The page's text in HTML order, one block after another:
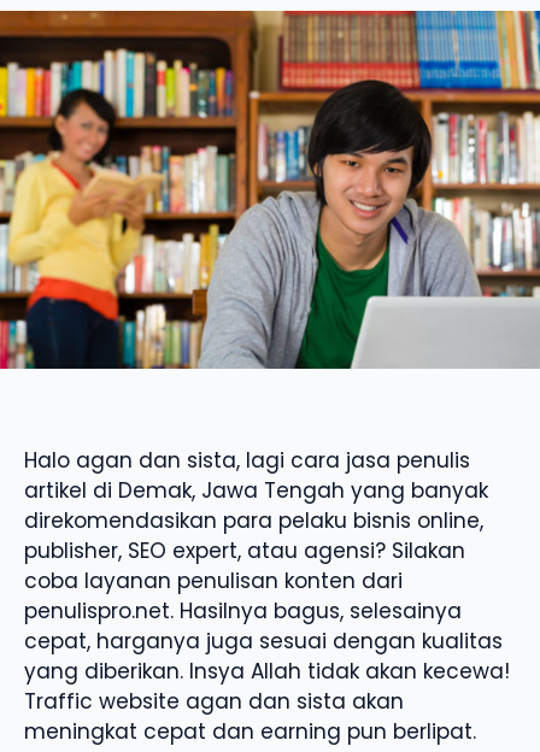
Halo agan dan sista, lagi cara jasa penulis
artikel di Demak, Jawa Tengah yang banyak
direkomendasikan para pelaku bisnis online,
publisher, SEO expert, atau agensi? Silakan
coba layanan penulisan konten dari
penulispro.net. Hasilnya bagus, selesainya
cepat, harganya juga sesuai dengan kualitas
yang diberikan. Insya Allah tidak akan kecewa!
Traffic website agan dan sista akan
meningkat cepat dan earning pun berlipat.